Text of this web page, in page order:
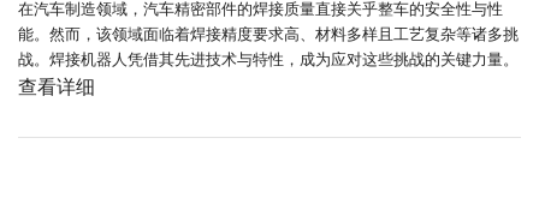
在汽车制造领域，汽车精密部件的焊接质量直接关乎整车的安全性与性
能。然而，该领域面临着焊接精度要求高、材料多样且工艺复杂等诸多挑
战。焊接机器人凭借其先进技术与特性，成为应对这些挑战的关键力量。
查看详细